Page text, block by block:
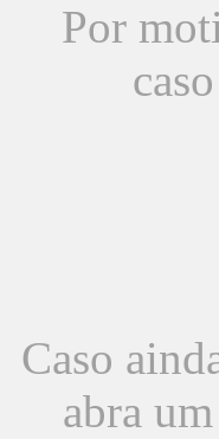
Por
Caso
abra